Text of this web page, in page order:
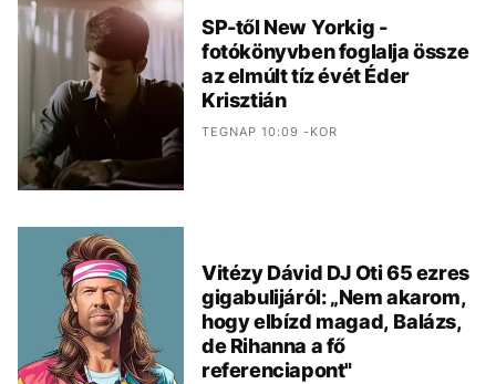
SP-től New Yorkig -
fotókönyvben foglalja össze
az elmúlt tíz évét Éder
Krisztián
TEGNAP 10:09 -KOR
Vitézy Dávid DJ Oti 65 ezres
gigabulijáról: „Nem akarom,
hogy elbízd magad, Balázs,
de Rihanna a fő
referenciapont"